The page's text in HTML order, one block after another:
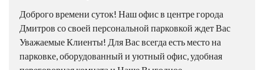
Доброго времени суток! Наш офис в центре города
Дмитров со своей персональной парковкой ждет Вас
Уважаемые Клиенты! Для Вас всегда есть место на
парковке, оборудованный и уютный офис, удобная